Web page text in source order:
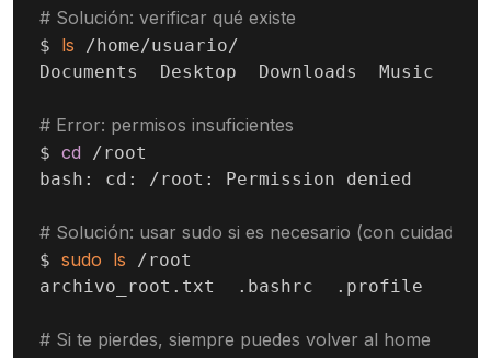
# Solución: verificar qué existe
$ ls /home/usuario/
Documents  Desktop  Downloads  Music
# Error: permisos insuficientes
$ cd /root
bash: cd: /root: Permission denied
# Solución: usar sudo si es necesario (con cuidado)
$ sudo ls /root
archivo_root.txt  .bashrc  .profile
# Si te pierdes, siempre puedes volver al home